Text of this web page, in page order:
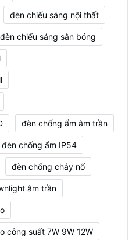
đèn chiếu sáng nội thất
đèn chiếu sáng sân bóng
đèn chống ẩm âm trần
đèn chống ẩm IP54
đèn chống cháy nổ
âm trần
công suất 7W 9W 12W